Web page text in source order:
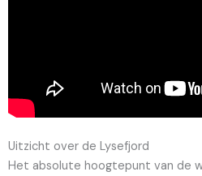
Uitzicht over de Lysefjord
Het absolute hoogtepunt van de